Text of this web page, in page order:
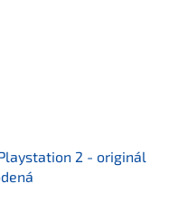
Playstation 2 - originál